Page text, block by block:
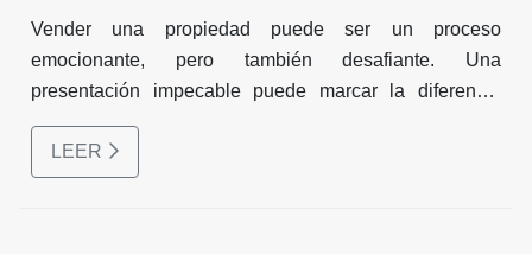
Vender una propiedad puede ser un proceso
emocionante, pero también desafiante. Una
presentación impecable puede marcar la diferencia
entre una venta rápida y una propiedad que permanece
en el mercado durante meses.
LEER